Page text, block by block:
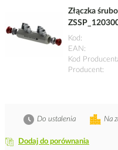
Złączka
Kod
EAN
Kod
Producent
Dodaj do porównania
Na
Do ustalenia